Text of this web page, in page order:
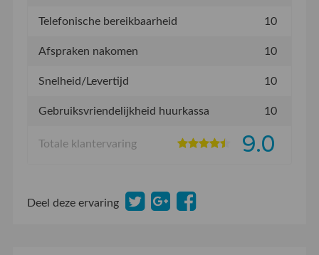
Telefonische bereikbaarheid 10
Afspraken nakomen 10
Snelheid/Levertijd 10
Gebruiksvriendelijkheid huurkassa 10
Totale klantervaring 9.0
Deel deze ervaring